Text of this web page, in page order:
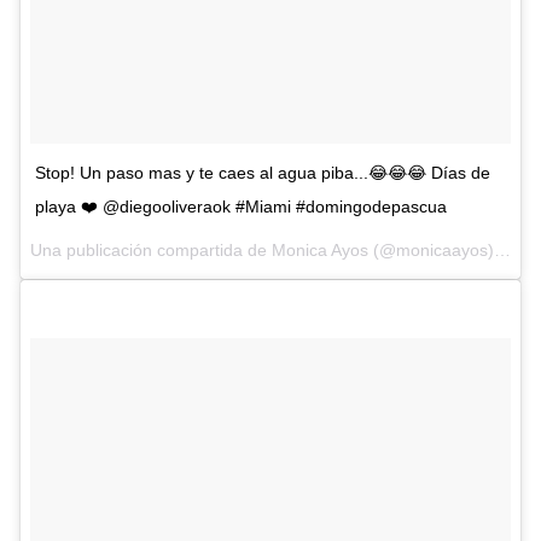
Stop! Un paso mas y te caes al agua piba...😂😂😂 Días de
playa ❤️ @diegooliveraok #Miami #domingodepascua